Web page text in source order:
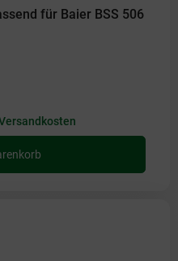
für Baier BSS 506